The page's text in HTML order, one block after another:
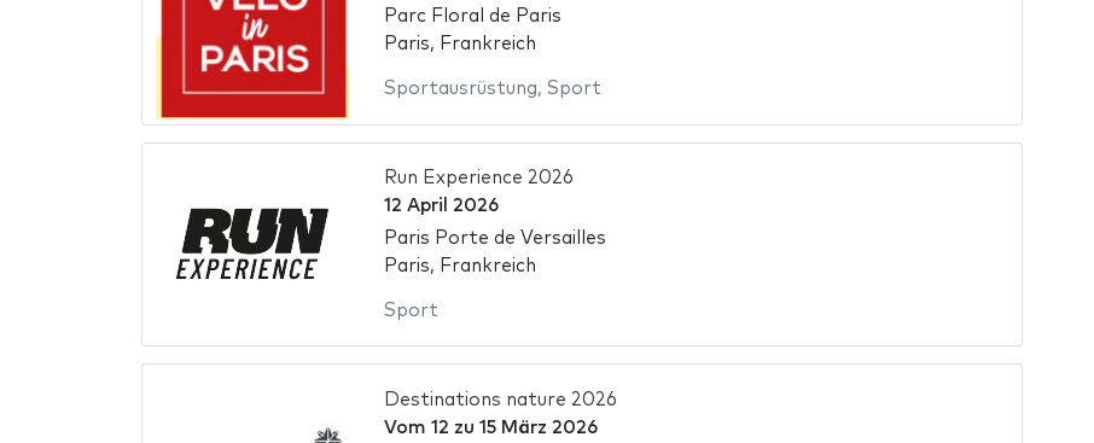
Parc Floral de Paris
Paris, Frankreich
Sportausrüstung, Sport
Run Experience 2026
12 April 2026
Paris Porte de Versailles
Paris, Frankreich
Sport
Destinations nature 2026
Vom 12 zu 15 März 2026